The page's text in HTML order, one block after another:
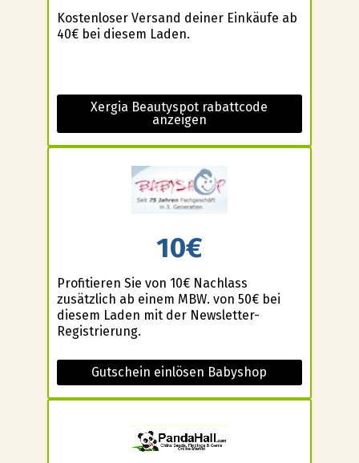
Kostenloser Versand deiner Einkäufe ab
40€ bei diesem Laden.
Xergia Beautyspot rabattcode
anzeigen
10€
Profitieren Sie von 10€ Nachlass
zusätzlich ab einem MBW. von 50€ bei
diesem Laden mit der Newsletter-
Registrierung.
Gutschein einlösen Babyshop